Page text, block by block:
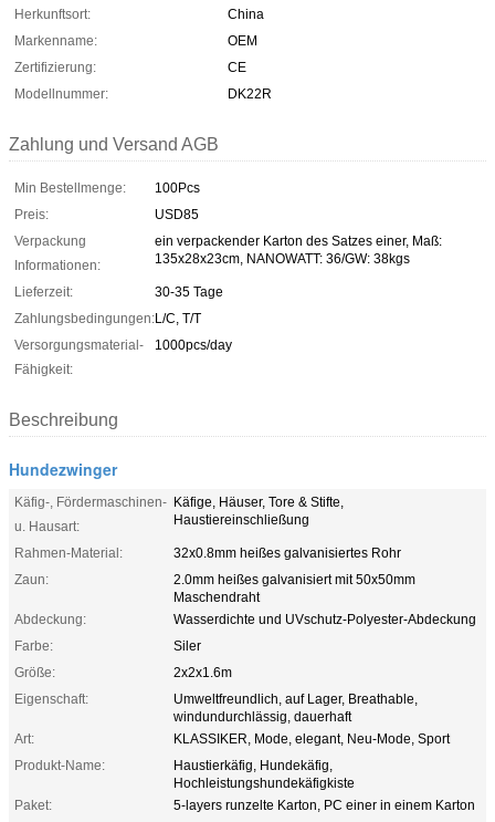
Herkunftsort:
China
Markenname:
OEM
Zertifizierung:
CE
Modellnummer:
DK22R
Zahlung und Versand AGB
Min Bestellmenge:
100Pcs
Preis:
USD85
Verpackung
Informationen:
ein verpackender Karton des Satzes einer, Maß:
135x28x23cm, NANOWATT: 36/GW: 38kgs
Lieferzeit:
30-35 Tage
Zahlungsbedingungen:L/C, T/T
Versorgungsmaterial-
Fähigkeit:
1000pcs/day
Beschreibung
Hundezwinger
Käfig-, Fördermaschinen-
u. Hausart:
Käfige, Häuser, Tore & Stifte,
Haustiereinschließung
Rahmen-Material:
32x0.8mm heißes galvanisiertes Rohr
Zaun:
2.0mm heißes galvanisiert mit 50x50mm
Maschendraht
Abdeckung:
Wasserdichte und UVschutz-Polyester-Abdeckung
Farbe:
Siler
Größe:
2x2x1.6m
Eigenschaft:
Umweltfreundlich, auf Lager, Breathable,
windundurchlässig, dauerhaft
Art:
KLASSIKER, Mode, elegant, Neu-Mode, Sport
Produkt-Name:
Haustierkäfig, Hundekäfig,
Hochleistungshundekäfigkiste
Paket:
5-layers runzelte Karton, PC einer in einem Karton